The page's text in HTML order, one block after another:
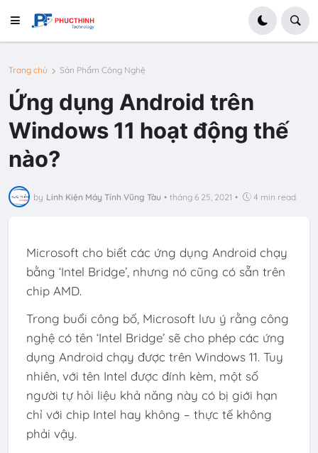
Trang chủ Sản Phẩm Công Nghệ
Ứng dụng Android trên
Windows 11 hoạt động thế
nào?
by Linh Kiện Máy Tính Vũng Tàu • tháng 6 25, 2021 • 4 min read
Microsoft cho biết các ứng dụng Android chạy
bằng ‘Intel Bridge’, nhưng nó cũng có sẵn trên
chip AMD.
Trong buổi công bố, Microsoft lưu ý rằng công
nghệ có tên ‘Intel Bridge’ sẽ cho phép các ứng
dụng Android chạy được trên Windows 11. Tuy
nhiên, với tên Intel được đính kèm, một số
người tự hỏi liệu khả năng này có bị giới hạn
chỉ với chip Intel hay không – thực tế không
phải vậy.